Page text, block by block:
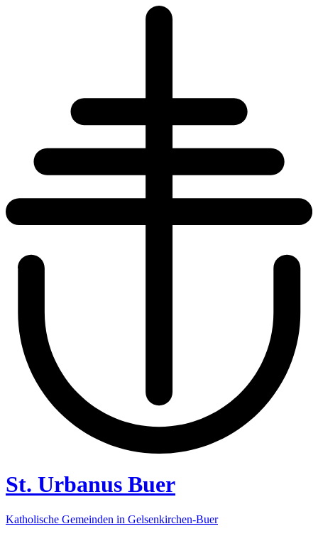
St. Urbanus Buer
Katholische Gemeinden in Gelsenkirchen-Buer